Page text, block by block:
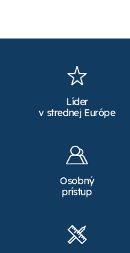
Líder
v strednej Európe
Osobný
prístup